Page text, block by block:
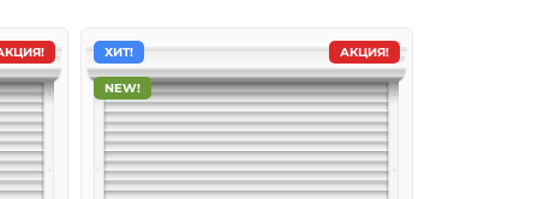
АКЦИЯ!
ХИТ!
NEW!